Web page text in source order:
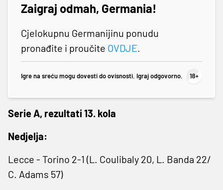
Zaigraj odmah, Germania!
Cjelokupnu Germanijinu ponudu
pronađite i proučite OVDJE.
Igre na sreću mogu dovesti do ovisnosti. Igraj odgovorno.
Serie A, rezultati 13. kola
Nedjelja:
Lecce - Torino 2-1 (L. Coulibaly 20, L. Banda 22/
C. Adams 57)